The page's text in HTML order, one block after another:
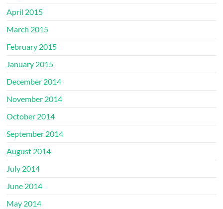
April 2015
March 2015
February 2015
January 2015
December 2014
November 2014
October 2014
September 2014
August 2014
July 2014
June 2014
May 2014